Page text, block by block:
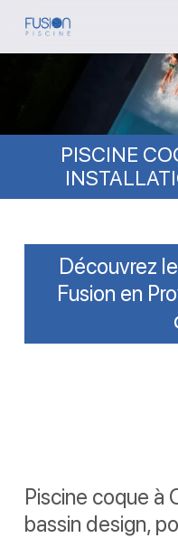
Skip
PISCINE
Découvrez
Fusion en
Piscine coque à
bassin design,